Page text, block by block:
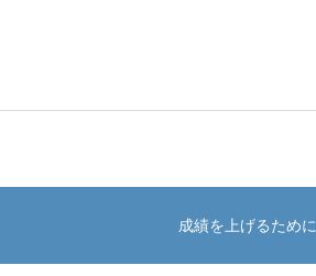
成績を上げるために